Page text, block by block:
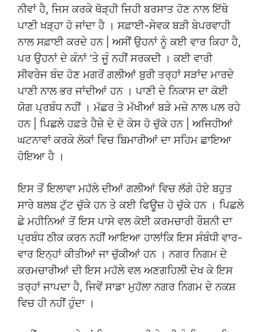
ਨੀਵਾਂ ਹੈ, ਜਿਸ ਕਰਕੇ ਥੋੜ੍ਹੀ ਜਿਹੀ ਬਰਸਾਤ ਹੋਣ ਨਾਲ ਇੱਥੇ
ਪਾਣੀ ਖੜ੍ਹਾ ਹੋ ਜਾਂਦਾ ਹੈ । ਸਫ਼ਾਈ-ਸੇਵਕ ਬੜੀ ਬੇਪਰਵਾਹੀ
ਨਾਲ ਸਫ਼ਾਈ ਕਰਦੇ ਹਨ | ਅਸੀਂ ਉਹਨਾਂ ਨੂੰ ਕਈ ਵਾਰ ਕਿਹਾ ਹੈ,
ਪਰ ਉਹਨਾਂ ਦੇ ਕੰਨਾਂ ‘ਤੇ ਜੂੰ ਨਹੀਂ ਸਰਕਦੀ । ਕਈ ਵਾਰੀ
ਸੀਵਰੇਜ ਬੰਦ ਹੋਣ ਮਗਰੋਂ ਗਲੀਆਂ ਬੁਰੀ ਤਰ੍ਹਾਂ ਸੜਾਂਦ ਮਾਰਦੇ
ਪਾਣੀ ਨਾਲ ਭਰ ਜਾਂਦੀਆਂ ਹਨ । ਪਾਣੀ ਦੇ ਨਿਕਾਸ ਦਾ ਕੋਈ
ਯੋਗ ਪ੍ਰਬੰਧ ਨਹੀਂ । ਮੱਛਰ ਤੇ ਮੱਖੀਆਂ ਬੜੇ ਮਜ਼ੇ ਨਾਲ ਪਲ ਰਹੇ
ਹਨ | ਪਿਛਲੇ ਹਫ਼ਤੇ ਹੈਜ਼ੇ ਦੇ ਦੋ ਕੇਸ ਹੋ ਚੁੱਕੇ ਹਨ | ਅਜਿਹੀਆਂ
ਘਟਨਾਵਾਂ ਕਰਕੇ ਲੋਕਾਂ ਵਿਚ ਬਿਮਾਰੀਆਂ ਦਾ ਸਹਿਮ ਛਾਇਆ
ਹੋਇਆ ਹੈ ।
ਇਸ ਤੋਂ ਇਲਾਵਾ ਮਹੱਲੇ ਦੀਆਂ ਗਲੀਆਂ ਵਿਚ ਲੱਗੇ ਹੋਏ ਬਹੁਤ
ਸਾਰੇ ਬਲਬ ਟੁੱਟ ਚੁੱਕੇ ਹਨ ਤੇ ਕਈ ਫਿਊਜ਼ ਹੋ ਚੁੱਕੇ ਹਨ । ਪਿਛਲੇ
ਛੇ ਮਹੀਨਿਆਂ ਤੋਂ ਇਸ ਪਾਸੇ ਵਲ ਕੋਈ ਕਰਮਚਾਰੀ ਰੌਸ਼ਨੀ ਦਾ
ਪ੍ਰਬੰਧ ਠੀਕ ਕਰਨ ਨਹੀਂ ਆਇਆ ਹਾਲਾਂਕਿ ਇਸ ਸੰਬੰਧੀ ਵਾਰ-
ਵਾਰ ਇਨ੍ਹਾਂ ਕੀਤੀਆਂ ਜਾ ਚੁੱਕੀਆਂ ਹਨ । ਨਗਰ ਨਿਗਮ ਦੇ
ਕਰਮਚਾਰੀਆਂ ਦੀ ਇਸ ਮਹੱਲੇ ਵਲ ਅਣਗਹਿਲੀ ਦੇਖ ਕੇ ਇਸ
ਤਰ੍ਹਾਂ ਜਾਪਦਾ ਹੈ, ਜਿਵੇਂ ਸਾਡਾ ਮੁਹੱਲਾ ਨਗਰ ਨਿਗਮ ਦੇ ਨਕਸ਼
ਵਿਚ ਹੀ ਨਹੀਂ ਹੁੰਦਾ ।